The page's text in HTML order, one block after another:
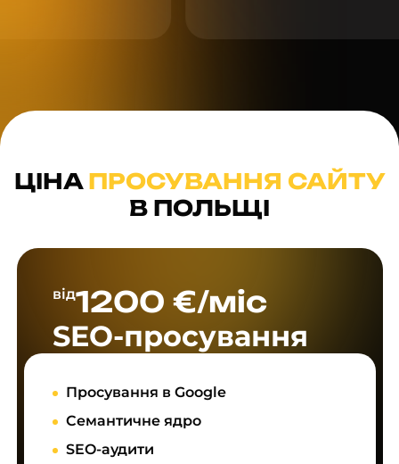
ЦІНА ПРОСУВАННЯ САЙТУ
В ПОЛЬЩІ
від1200 €/міс
SEO-просування
Просування в Google
Семантичне ядро
SEO-аудити